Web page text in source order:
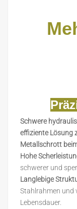
Schwere
effiziente Lösung
Metallschrott
Hohe
schwerer und
Langlebige
Stahlrahmen und
Lebensdauer.